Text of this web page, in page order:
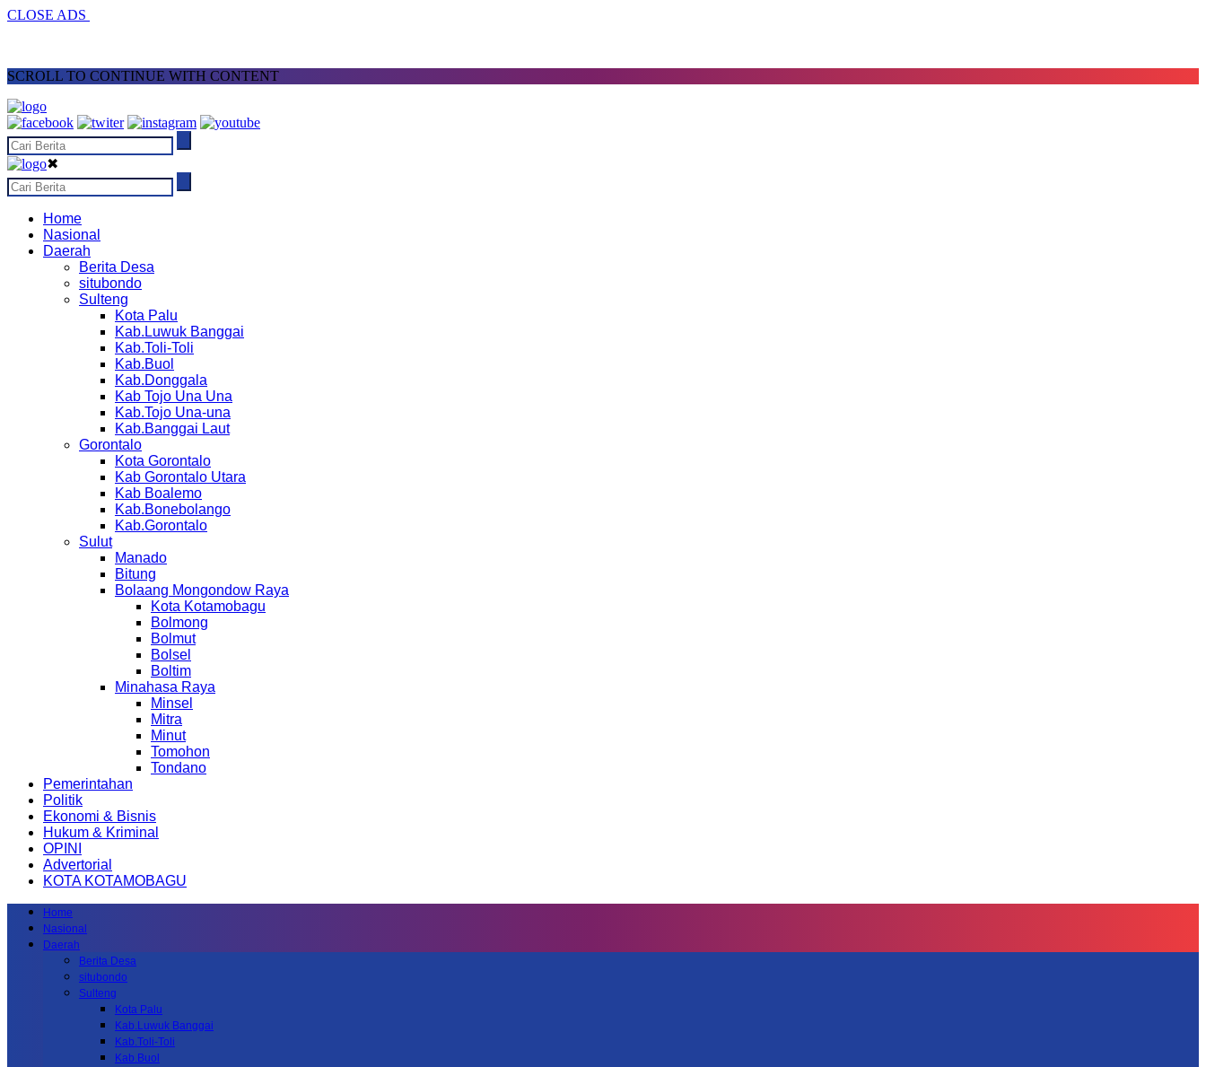
CLOSE ADS
SCROLL TO CONTINUE WITH CONTENT
✖
Home
Nasional
Daerah
Berita Desa
situbondo
Sulteng
Kota Palu
Kab.Luwuk Banggai
Kab.Toli-Toli
Kab.Buol
Kab.Donggala
Kab Tojo Una Una
Kab.Tojo Una-una
Kab.Banggai Laut
Gorontalo
Kota Gorontalo
Kab Gorontalo Utara
Kab Boalemo
Kab.Bonebolango
Kab.Gorontalo
Sulut
Manado
Bitung
Bolaang Mongondow Raya
Kota Kotamobagu
Bolmong
Bolmut
Bolsel
Boltim
Minahasa Raya
Minsel
Mitra
Minut
Tomohon
Tondano
Pemerintahan
Politik
Ekonomi & Bisnis
Hukum & Kriminal
OPINI
Advertorial
KOTA KOTAMOBAGU
Home
Nasional
Daerah
Berita Desa
situbondo
Sulteng
Kota Palu
Kab.Luwuk Banggai
Kab.Toli-Toli
Kab.Buol